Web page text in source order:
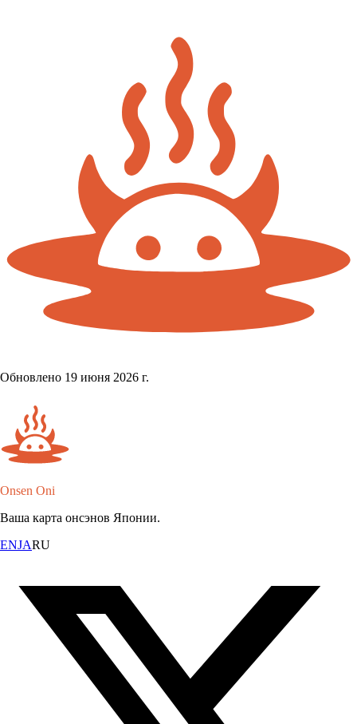
Обновлено 19 июня 2026 г.
Onsen Oni
Ваша карта онсэнов Японии.
ENJARU